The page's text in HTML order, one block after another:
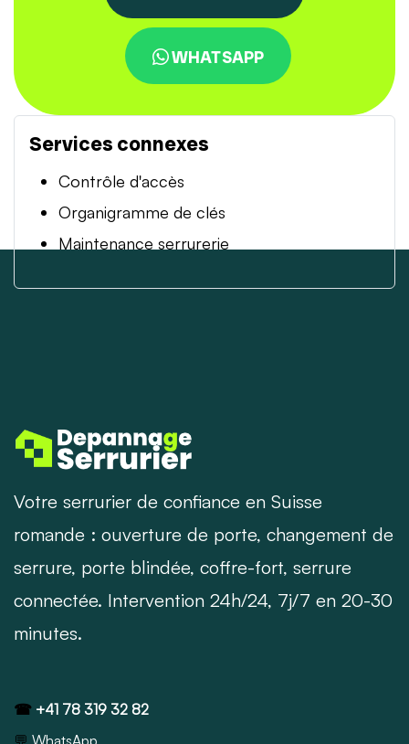
WHATSAPP
Services connexes
Contrôle d'accès
Organigramme de clés
Maintenance serrurerie
Votre serrurier de confiance en Suisse
romande : ouverture de porte, changement de
serrure, porte blindée, coffre-fort, serrure
connectée. Intervention 24h/24, 7j/7 en 20-30
minutes.
☎ +41 78 319 32 82
💬 WhatsApp